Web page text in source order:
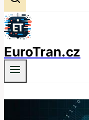
EuroTran.cz